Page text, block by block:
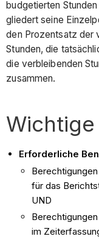
budgetierten
gliedert seine
den Prozentsatz der
Stunden, die
die verbleibenden
zusammen.
Erforderliche
für das
UND
im